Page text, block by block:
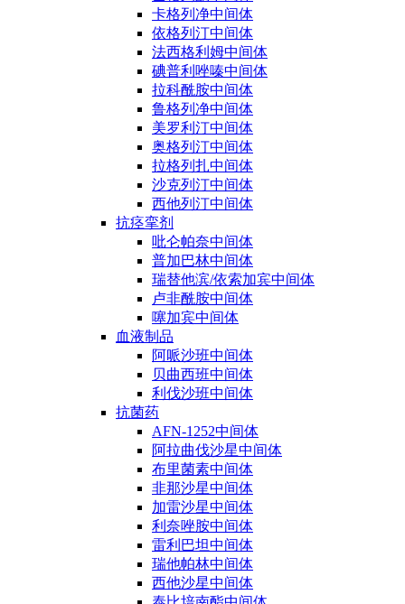
卡格列净中间体
依格列汀中间体
法西格利姆中间体
碘普利唑嗪中间体
拉科酰胺中间体
鲁格列净中间体
美罗利汀中间体
奥格列汀中间体
拉格列扎中间体
沙克列汀中间体
西他列汀中间体
抗痉挛剂
吡仑帕奈中间体
普加巴林中间体
瑞替他滨/依索加宾中间体
卢非酰胺中间体
噻加宾中间体
血液制品
阿哌沙班中间体
贝曲西班中间体
利伐沙班中间体
抗菌药
AFN-1252中间体
阿拉曲伐沙星中间体
布里菌素中间体
非那沙星中间体
加雷沙星中间体
利奈唑胺中间体
雷利巴坦中间体
瑞他帕林中间体
西他沙星中间体